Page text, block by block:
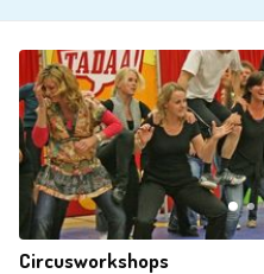
Circusworkshops